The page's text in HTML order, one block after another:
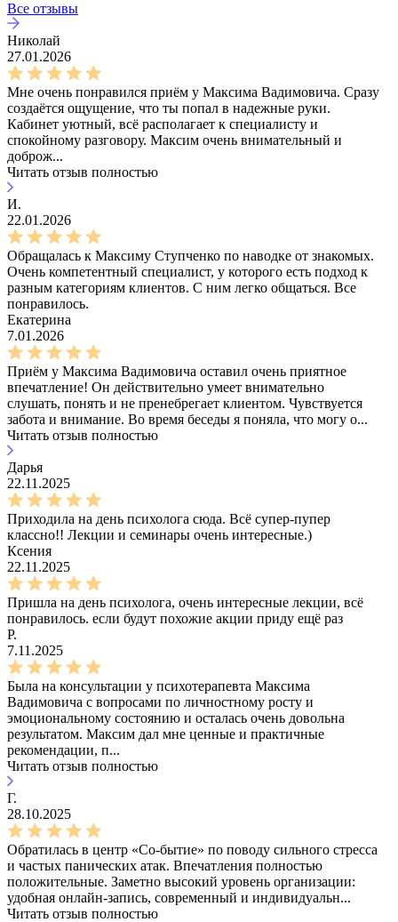
Все отзывы
Николай
27.01.2026
Мне очень понравился приём у Максима Вадимовича. Сразу
создаётся ощущение, что ты попал в надежные руки.
Кабинет уютный, всё располагает к специалисту и
спокойному разговору. Максим очень внимательный и
доброж...
Читать отзыв полностью
И.
22.01.2026
Обращалась к Максиму Ступченко по наводке от знакомых.
Очень компетентный специалист, у которого есть подход к
разным категориям клиентов. С ним легко общаться. Все
понравилось.
Екатерина
7.01.2026
Приём у Максима Вадимовича оставил очень приятное
впечатление! Он действительно умеет внимательно
слушать, понять и не пренебрегает клиентом. Чувствуется
забота и внимание. Во время беседы я поняла, что могу о...
Читать отзыв полностью
Дарья
22.11.2025
Приходила на день психолога сюда. Всё супер-пупер
классно!! Лекции и семинары очень интересные.)
Ксения
22.11.2025
Пришла на день психолога, очень интересные лекции, всё
понравилось. если будут похожие акции приду ещё раз
Р.
7.11.2025
Была на консультации у психотерапевта Максима
Вадимовича с вопросами по личностному росту и
эмоциональному состоянию и осталась очень довольна
результатом. Максим дал мне ценные и практичные
рекомендации, п...
Читать отзыв полностью
Г.
28.10.2025
Обратилась в центр «Со-бытие» по поводу сильного стресса
и частых панических атак. Впечатления полностью
положительные. Заметно высокий уровень организации:
удобная онлайн-запись, современный и индивидуальн...
Читать отзыв полностью